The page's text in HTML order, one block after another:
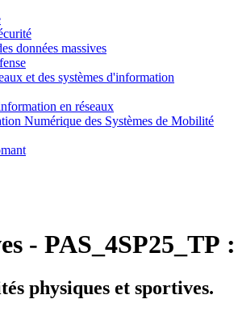
données massives
et des systèmes d'information
en réseaux
Numérique des Systèmes de Mobilité
- PAS_4SP25_TP :
physiques et sportives.